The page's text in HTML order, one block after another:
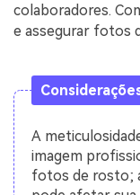
colaboradores.
e assegurar fotos
A
imagem
fotos de rosto;